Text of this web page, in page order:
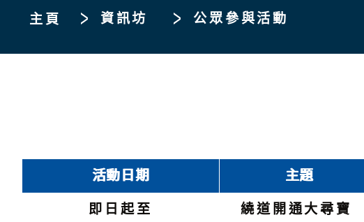
主頁 資訊坊 公眾參與活動
活動日期 主題
即日起至
繞道開通大尋寶